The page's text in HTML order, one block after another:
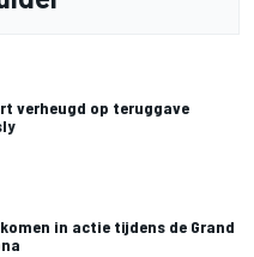
verheugd op teruggave
in actie tijdens de Grand